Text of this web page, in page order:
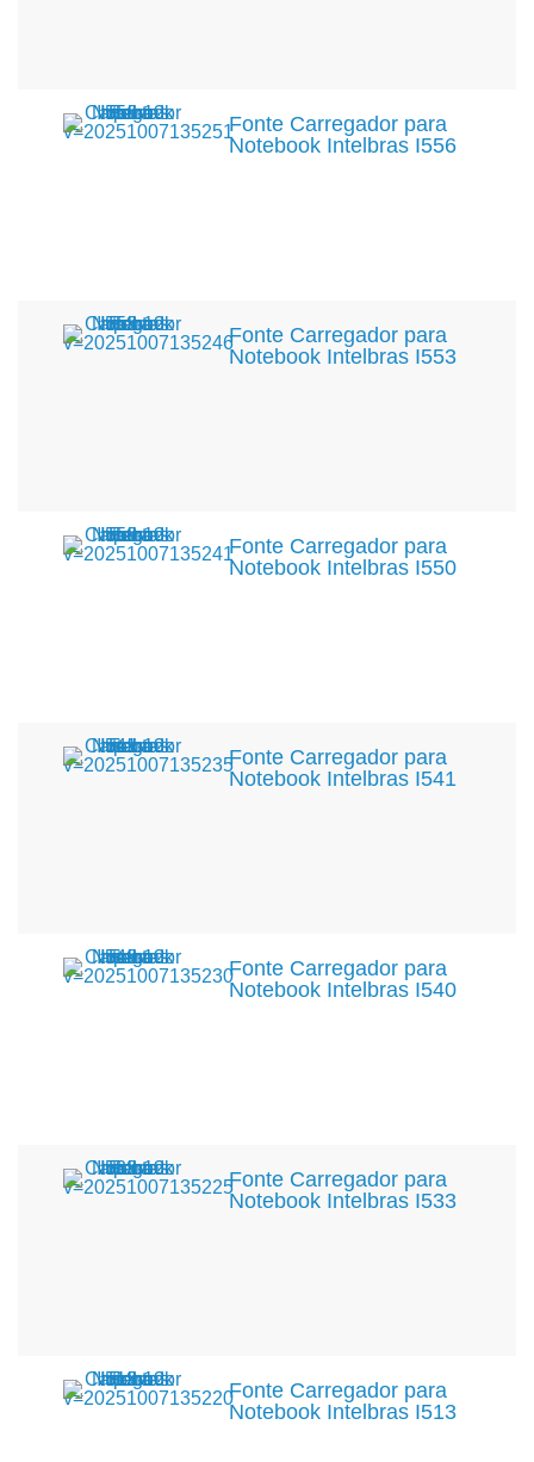
Fonte Carregador para
Notebook Intelbras I556
Fonte Carregador para
Notebook Intelbras I553
Fonte Carregador para
Notebook Intelbras I550
Fonte Carregador para
Notebook Intelbras I541
Fonte Carregador para
Notebook Intelbras I540
Fonte Carregador para
Notebook Intelbras I533
Fonte Carregador para
Notebook Intelbras I513